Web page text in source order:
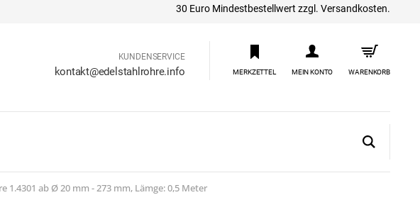
30 Euro Mindestbestellwert zzgl. Versandkosten.
KUNDENSERVICE
kontakt@edelstahlrohre.info MERKZETTEL MEIN KONTO WARENKORB
1.4301 ab Ø 20 mm - 273 mm, Lämge: 0,5 Meter